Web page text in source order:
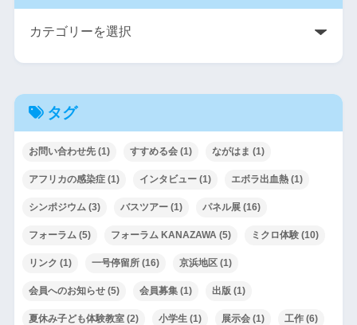
タグ
お問い合わせ先(1) すすめる会(1) ながはま (1)
アフリカの感染症(1) インタビュー(1) エボラ出血熱(1)
シンポジウム(3) バスツアー(1) パネル展(16)
フォーラム(5) フォーラム KANAZAWA(5) ミクロ体験(10)
リンク (1) 一号停留所(16) 京浜地区(1)
会員へのお知らせ(5) 会員募集(1) 出版 (1)
夏休み子ども体験教室(2) 小学生(1) 展示会(1) 工作(6)